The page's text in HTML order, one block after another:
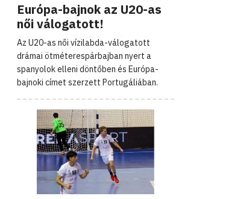
Európa-bajnok az U20-as
női válogatott!
Az U20-as női vízilabda-válogatott
drámai ötméterespárbajban nyert a
spanyolok elleni döntőben és Európa-
bajnoki címet szerzett Portugáliában.